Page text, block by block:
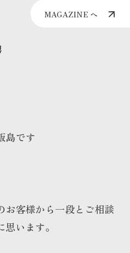
MAGAZINE へ
島です
お客様から一段とご相談
います。